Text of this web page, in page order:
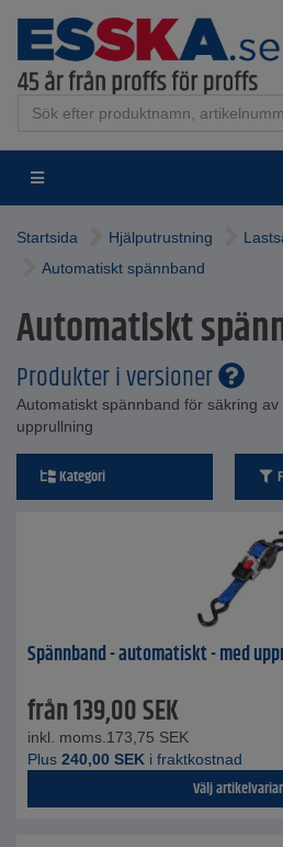
Startsida Hjälputrustning
Automatiskt spännband
Automatiskt
Produkter i versioner
Automatiskt spännband för säkring
upprullning
Kategori
Spännband - automatiskt - med
från139,00SEK
inkl. moms. 173,75 SEK
Plus 240,00 SEK i fraktkostnad
Välj